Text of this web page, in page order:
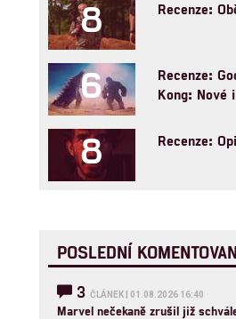
8 Recenze:
6
Recenze:
Kong: Nové
8 Recenze:
POSLEDNÍ
3 ČLÁNEK | 01.08.2026 16:40
Marvel nečekaně zrušil již